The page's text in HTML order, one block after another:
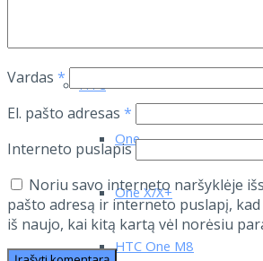
HTC
One
One X/X+
HTC One M8
Vardas *
El. pašto adresas *
Interneto puslapis
Noriu savo interneto naršyklėje
pašto adresą ir interneto puslapį,
iš naujo, kai kitą kartą vėl norėsiu